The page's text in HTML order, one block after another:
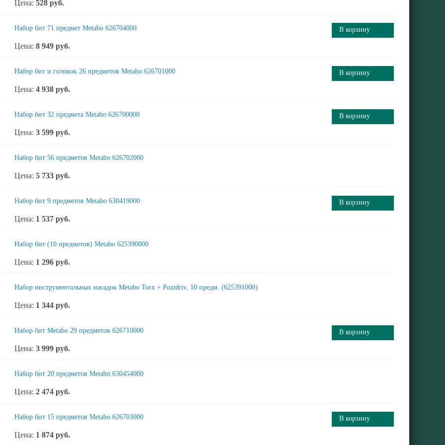
Цена: 528 руб.
В корзину
Набор бит 71 предмет Metabo 626704000
Цена: 8 949 руб.
В корзину
Набор бит и головок 26 предметов Metabo 626701000
Цена: 4 938 руб.
В корзину
Набор бит 32 предмета Metabo 626700000
Цена: 3 599 руб.
Набор бит 56 предметов Metabo 626702000
Цена: 5 733 руб.
В корзину
Набор бит 9 предметов Metabo 630419000
Цена: 1 537 руб.
Набор бит (10 предметов) Metabo 625390000
Цена: 1 296 руб.
Набор инструментальных насадок Metabo Torx + Pozidriv, 10 предм. (625391000)
Цена: 1 344 руб.
В корзину
Набор бит Metabo 29 предметов 626710000
Цена: 3 999 руб.
Набор бит 20 предметов Metabo 630454000
Цена: 2 474 руб.
В корзину
Набор бит 15 предметов Metabo 626703000
Цена: 1 874 руб.